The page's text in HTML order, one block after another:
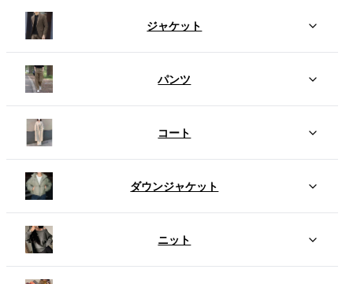
ジャケット
パンツ
コート
ダウンジャケット
ニット